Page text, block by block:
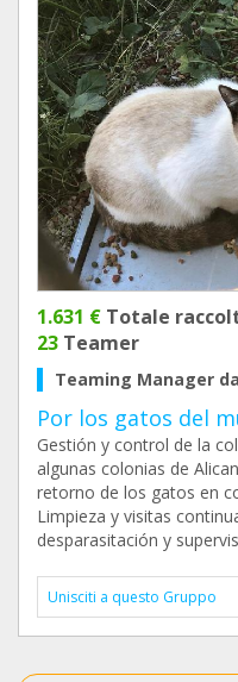
1.631 € Totale
23 Teamer
Teaming Manager
Por los gatos del
Gestión y control de la
algunas colonias de
retorno de los gatos en
Limpieza y visitas
desparasitación y
Unisciti a questo Gruppo